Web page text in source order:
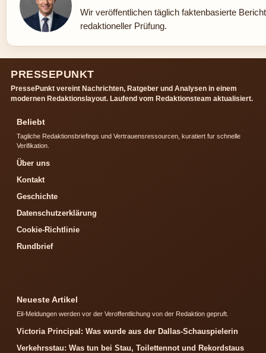
Wir veröffentlichen täglich faktenbasierte
redaktioneller Prüfung.
PRESSEPUNKT
PressePunkt vereint Nachrichten, Ratgeber und Analysen in einem
modernen Redaktionslayout. Laufend vom Redaktionsteam aktualisiert.
Beliebt
Tagliche Redaktionsbriefings und Vertrauensressourcen, kuratiert fur schnelle
Verifikation.
Über uns
Kontakt
Geschichte
Datenschutzerklärung
Cookie-Richtlinie
Rundbrief
Neueste Artikel
Eil-Meldungen werden vor der Veroffentlichung von der Redaktion gepruft.
Victoria Principal: Was wurde aus der Dallas-Schauspielerin
Verkehrsstau: Was tun bei Stau, Toilettennot und Rekordstaus